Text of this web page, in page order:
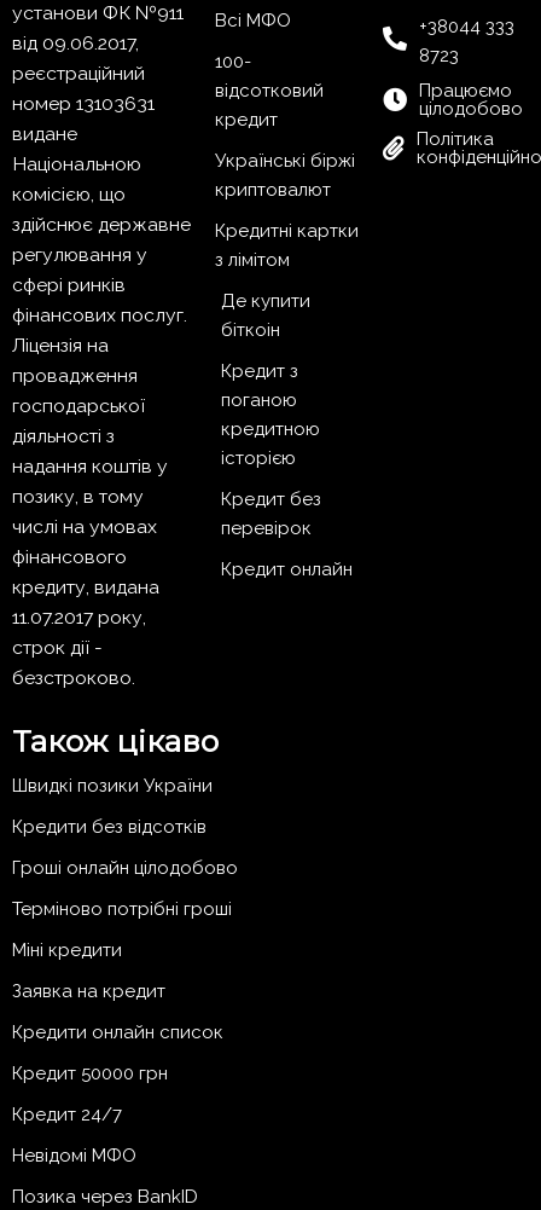
установи ФК №911
від 09.06.2017,
реєстраційний
номер 13103631
видане
Національною
комісією, що
здійснює державне
регулювання у
сфері ринків
фінансових послуг.
Ліцензія на
провадження
господарської
діяльності з
надання коштів у
позику, в тому
числі на умовах
фінансового
кредиту, видана
11.07.2017 року,
строк дії -
безстроково.
Всі МФО
100-
відсотковий
кредит
Українські біржі
криптовалют
Кредитні картки
з лімітом
Де купити
біткоін
Кредит з
поганою
кредитною
історією
Кредит без
перевірок
Кредит онлайн
+38044 333
8723
Працюємо
цілодобово
Політика
Також цікаво
Швидкі позики України
Кредити без відсотків
Гроші онлайн цілодобово
Терміново потрібні гроші
Міні кредити
Заявка на кредит
Кредити онлайн список
Кредит 50000 грн
Кредит 24/7
Невідомі МФО
Позика через BankID